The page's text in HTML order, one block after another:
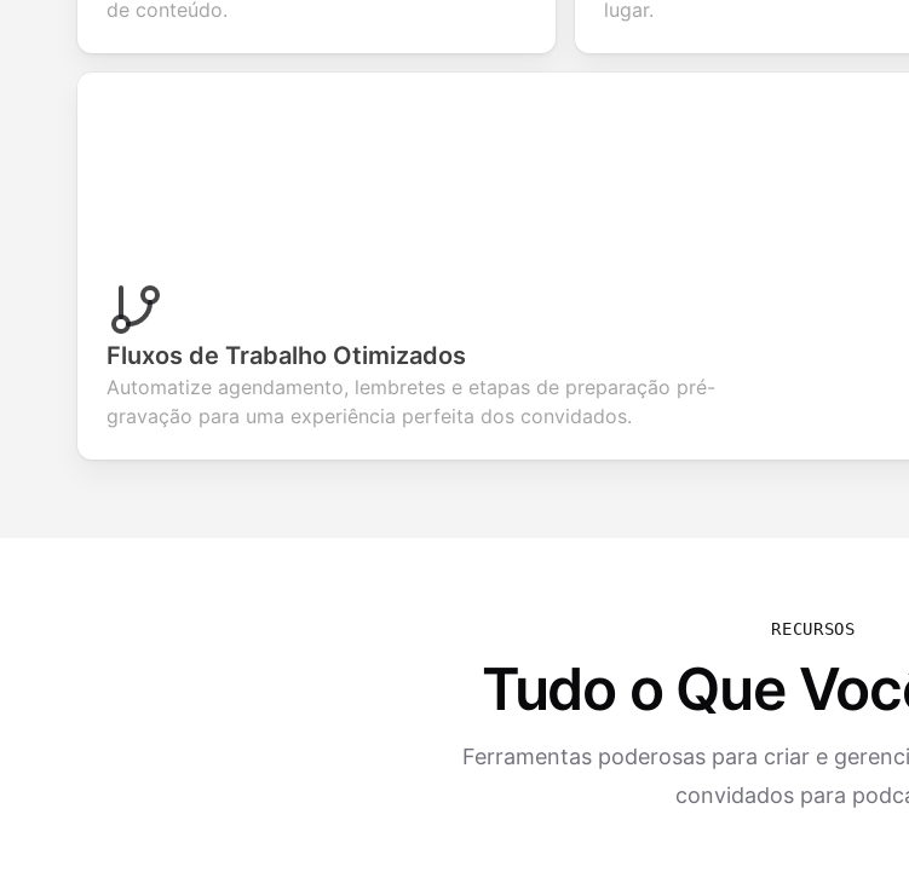
de conteúdo.
lugar.
Fluxos de Trabalho Otimizados
Automatize agendamento, lembretes e etapas de preparação pré-
gravação para uma experiência perfeita dos convidados.
RECURSOS
Tudo o Que
Ferramentas poderosas para criar e
convidados para